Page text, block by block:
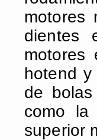
dientes
motores
hotend
de
como
superior